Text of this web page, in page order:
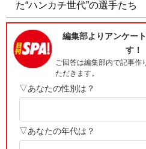
た“ハンカチ世代”の選手たち